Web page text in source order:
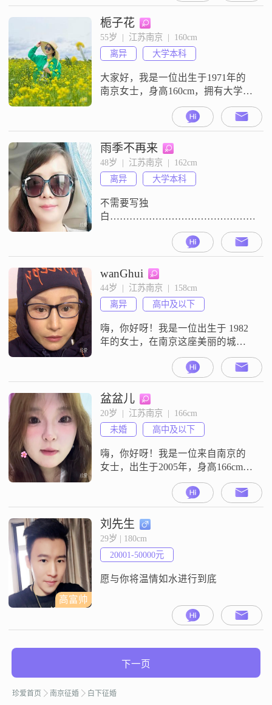
5000元之间##3002##虽然我的学历
只是中专，但我一直保持着学习的
热情，努力提升自己的能力和素养
##3002##我性格温柔体贴，总是愿
意倾听他人的心声，给予他们关怀
和支持##3
栀子花
55岁  |  江苏南京  |  160cm
离异
大学本科
大家好，我是一位出生于1971年的
南京女士，身高160cm，拥有大学本
科学历##3002##目前，我在南京有
一份稳定的工作，月收入在3001到
5000元之间##3002##我性格温柔体
贴，善解人意，总是能站在他人的
角度考虑问题##3002##在生活中，
我独立自信，乐观积极，面对困难
总能保持坚韧的态度##3002##我细
雨季不再来
48岁  |  江苏南京  |  162cm
离异
大学本科
不需要写独
白
wanGhui
44岁  |  江苏南京  |  158cm
离异
高中及以下
嗨，你好呀！我是一位出生于 1982
年的女士，在南京这座美丽的城市
生活。我的身高大概 158 厘米，不
高也不矮，应该还算适中吧。收入
方面呢，每个月在 3001 元到 5000
元之间。我性格开朗，特别爱笑，
感觉笑容就是我最好的名片。而且
我很随和，容易相处，不会给人带
来任何压力。与人交往时我都特别
真诚，我觉得真诚是建立
盆盆儿
20岁  |  江苏南京  |  166cm
未婚
高中及以下
嗨，你好呀！我是一位来自南京的
女士，出生于2005年，身高166cm，
目前从事着一份让我感到满足的工
作，月收入在5001到8000元之间
##3002##虽然我的学历只是高中及
以下，但我相信，生活中的智慧和
经验远比书本上的知识来得更加重
要##3002##我性格温柔体贴，善解
人意，总是能够设身处地地为他人
着想##3002#
高富帅
刘先生
29岁 | 180cm
20001-50000元
愿与你将温情如水进行到底
下一页
珍爱首页 南京征婚 白下征婚